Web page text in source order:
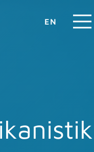
EN